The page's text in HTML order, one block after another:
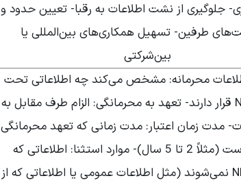
جلوگیری از نشت اطلاعات به رقبا- تعیین حدود و
طرفین- تسهیل همکاری‌های بین‌المللی یا
بین‌شرکتی
محرمانه: مشخص می‌کند چه اطلاعاتی تحت
پوشش NDA قرار دارند- تعهد به محرمانگی: الزام طرف مقابل به
مدت زمان اعتبار: مدت زمانی که تعهد محرمانگی
لازم‌الاجراست (مثلاً 2 تا 5 سال)- موارد استثنا: اطلاعاتی که
مشمول NDA نمی‌شوند (مثل اطلاعات عمومی یا اطلاعاتی که از